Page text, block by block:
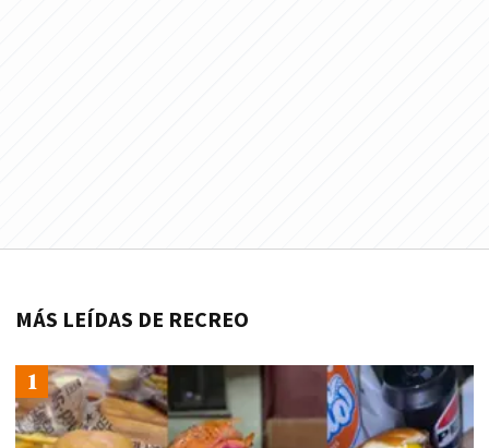
MÁS LEÍDAS DE RECREO